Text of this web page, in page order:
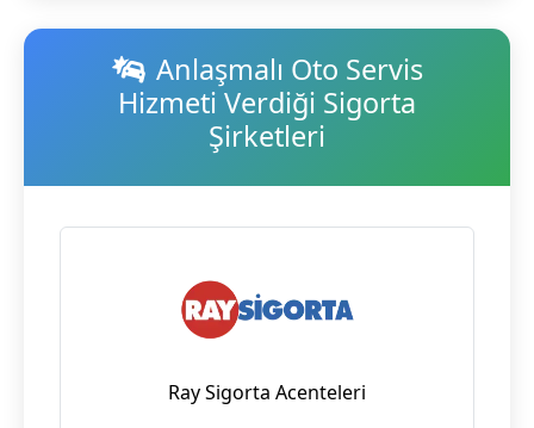
Anlaşmalı Oto Servis
Hizmeti Verdiği Sigorta
Şirketleri
Ray Sigorta Acenteleri